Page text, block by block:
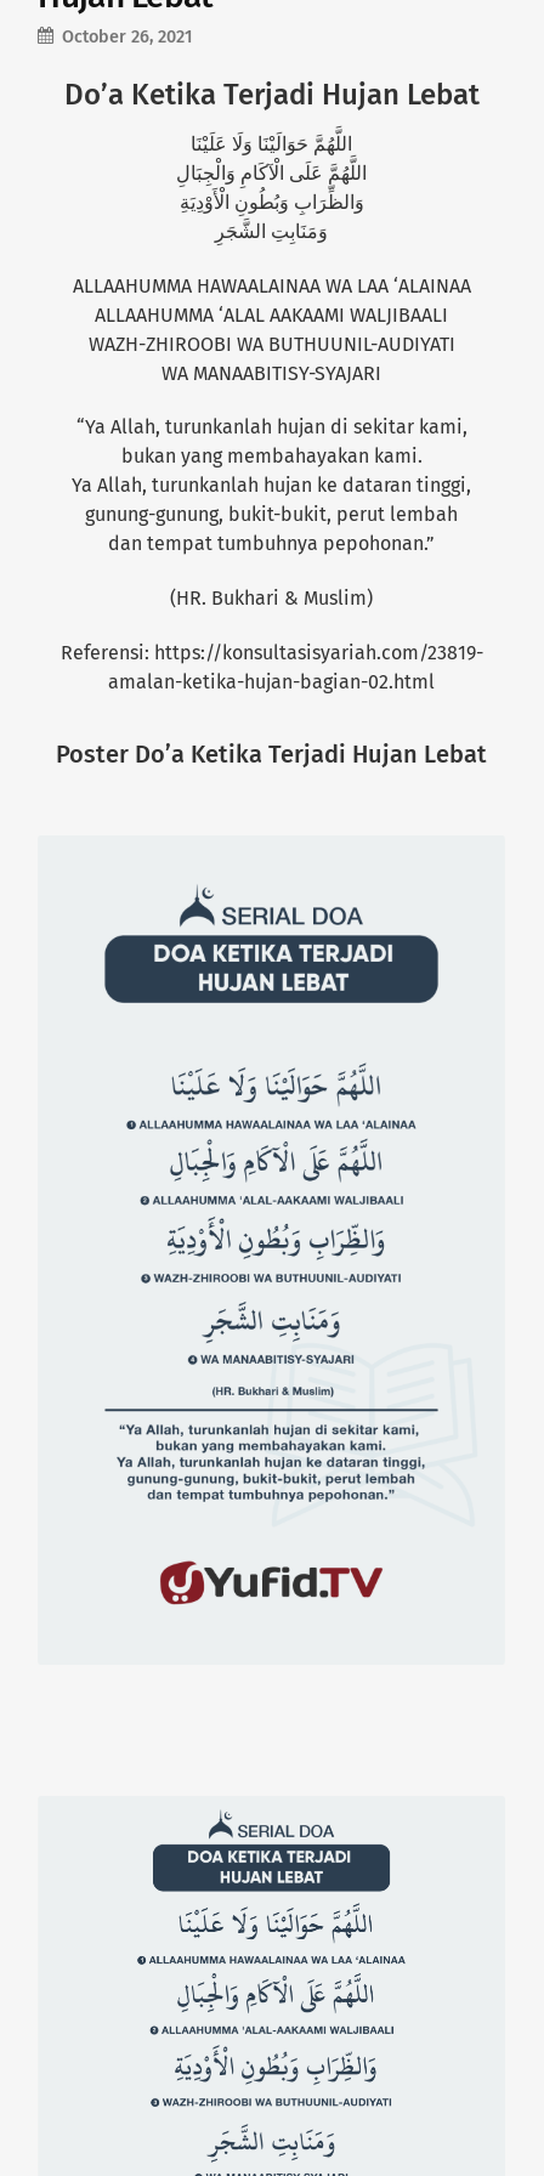
October 26, 2021
Do’a Ketika Terjadi Hujan Lebat
اللَّهُمَّ حَوَالَيْنَا وَلَا عَلَيْنَا
اللَّهُمَّ عَلَى الْآكَامِ وَالْجِبَالِ
وَالظِّرَابِ وَبُطُونِ الْأَوْدِيَةِ
وَمَنَابِتِ الشَّجَرِ
ALLAAHUMMA HAWAALAINAA WA LAA ‘ALAINAA
ALLAAHUMMA ‘ALAL AAKAAMI WALJIBAALI
WAZH-ZHIROOBI WA BUTHUUNIL-AUDIYATI
WA MANAABITISY-SYAJARI
“Ya Allah, turunkanlah hujan di sekitar kami,
bukan yang membahayakan kami.
Ya Allah, turunkanlah hujan ke dataran tinggi,
gunung-gunung, bukit-bukit, perut lembah
dan tempat tumbuhnya pepohonan.”
(HR. Bukhari & Muslim)
Referensi: https://konsultasisyariah.com/23819-
amalan-ketika-hujan-bagian-02.html
Poster Do’a Ketika Terjadi Hujan Lebat